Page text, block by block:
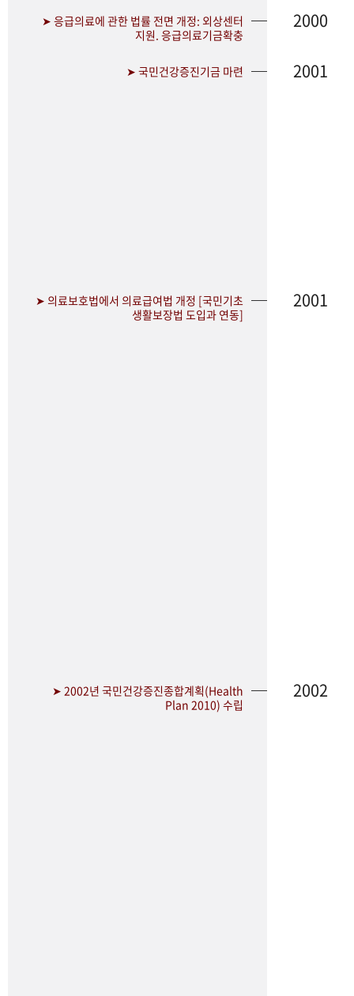
➤ 응급의료에 관한 법률 전면 개정: 외상센터
지원. 응급의료기금확충
2000
➤ 국민건강증진기금 마련 2001
➤ 의료보호법에서 의료급여법 개정 [국민기초
생활보장법 도입과 연동]
2001
➤ 2002년 국민건강증진종합계획(Health
Plan 2010) 수립
2002